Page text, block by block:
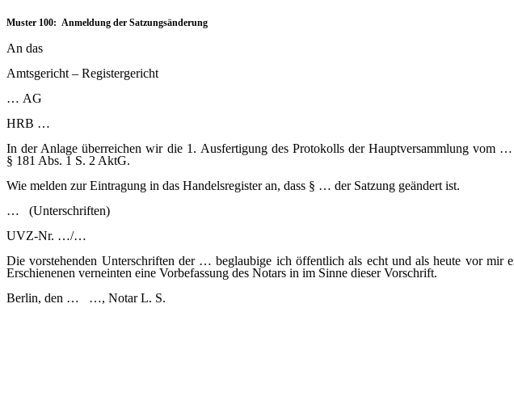
Muster 100: Anmeldung der Satzungsänderung
An das
Amtsgericht – Registergericht
… AG
HRB …
In der Anlage überreichen wir die 1. Ausfertigung des Protokolls der Hauptversammlung
§ 181 Abs. 1 S. 2 AktG.
Wie melden zur Eintragung in das Handelsregister an, dass § … der Satzung geändert ist.
… (Unterschriften)
UVZ-Nr. …/…
Die vorstehenden Unterschriften der … beglaubige ich öffentlich als echt und als heute vor
Erschienenen verneinten eine Vorbefassung des Notars in im Sinne dieser Vorschrift.
Berlin, den … …, Notar L. S.